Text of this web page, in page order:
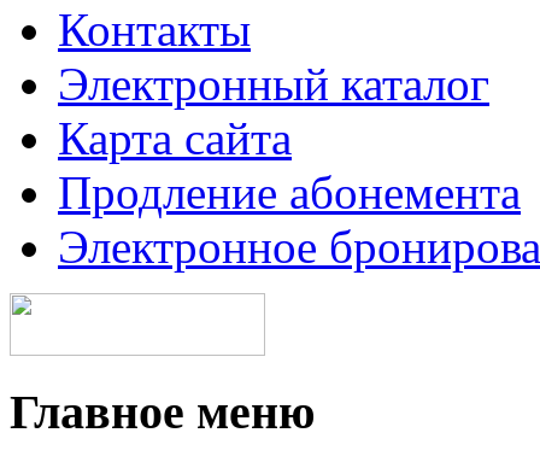
Контакты
Электронный каталог
Карта сайта
Продление абонемента
Электронное
Главное меню